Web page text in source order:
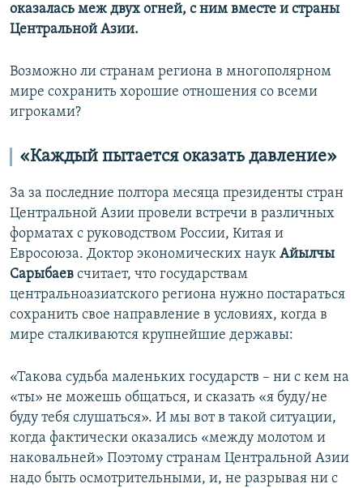
оказалась меж двух огней, с ним вместе и страны
Центральной Азии.
Возможно ли странам региона в многополярном
мире сохранить хорошие отношения со всеми
игроками?
«Каждый пытается оказать давление»
За за последние полтора месяца президенты стран
Центральной Азии провели встречи в различных
форматах с руководством России, Китая и
Евросоюза. Доктор экономических наук Айылчы
Сарыбаев считает, что государствам
центральноазиатского региона нужно постараться
сохранить свое направление в условиях, когда в
мире сталкиваются крупнейшие державы:
«Такова судьба маленьких государств – ни с кем на
«ты» не можешь общаться, и сказать «я буду/не
буду тебя слушаться». И мы вот в такой ситуации,
когда фактически оказались «между молотом и
наковальней» Поэтому странам Центральной Азии
надо быть осмотрительными, и, не разрывая ни с